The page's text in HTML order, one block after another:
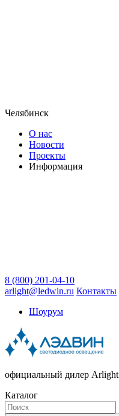
Челябинск
О нас
Новости
Проекты
Информация
8 (800) 201-04-10
arlight@ledwin.ru Контакты
Шоурум
официальный дилер Arlight
Каталог